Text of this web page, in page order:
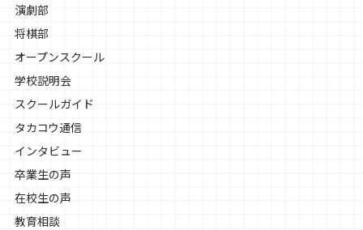
演劇部
将棋部
オープンスクール
学校説明会
スクールガイド
タカコウ通信
インタビュー
卒業生の声
在校生の声
教育相談